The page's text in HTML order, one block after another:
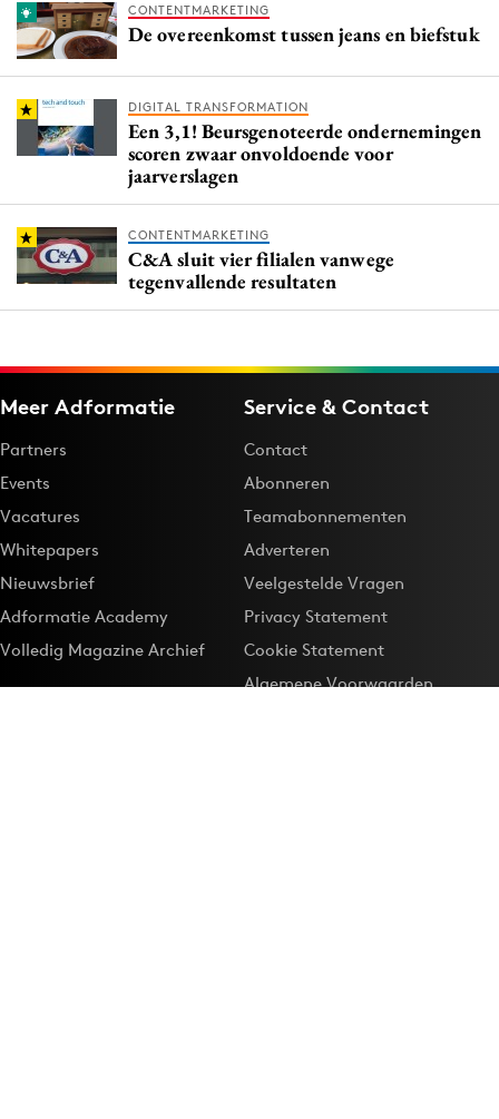
CONTENTMARKETING
De overeenkomst tussen jeans en biefstuk
DIGITAL TRANSFORMATION
Een 3,1! Beursgenoteerde ondernemingen
scoren zwaar onvoldoende voor
jaarverslagen
CONTENTMARKETING
C&A sluit vier filialen vanwege
tegenvallende resultaten
Meer Adformatie
Partners
Events
Vacatures
Whitepapers
Nieuwsbrief
Adformatie Academy
Volledig Magazine Archief
Service & Contact
Contact
Abonneren
Teamabonnementen
Adverteren
Veelgestelde Vragen
Privacy Statement
Cookie Statement
Algemene Voorwaarden